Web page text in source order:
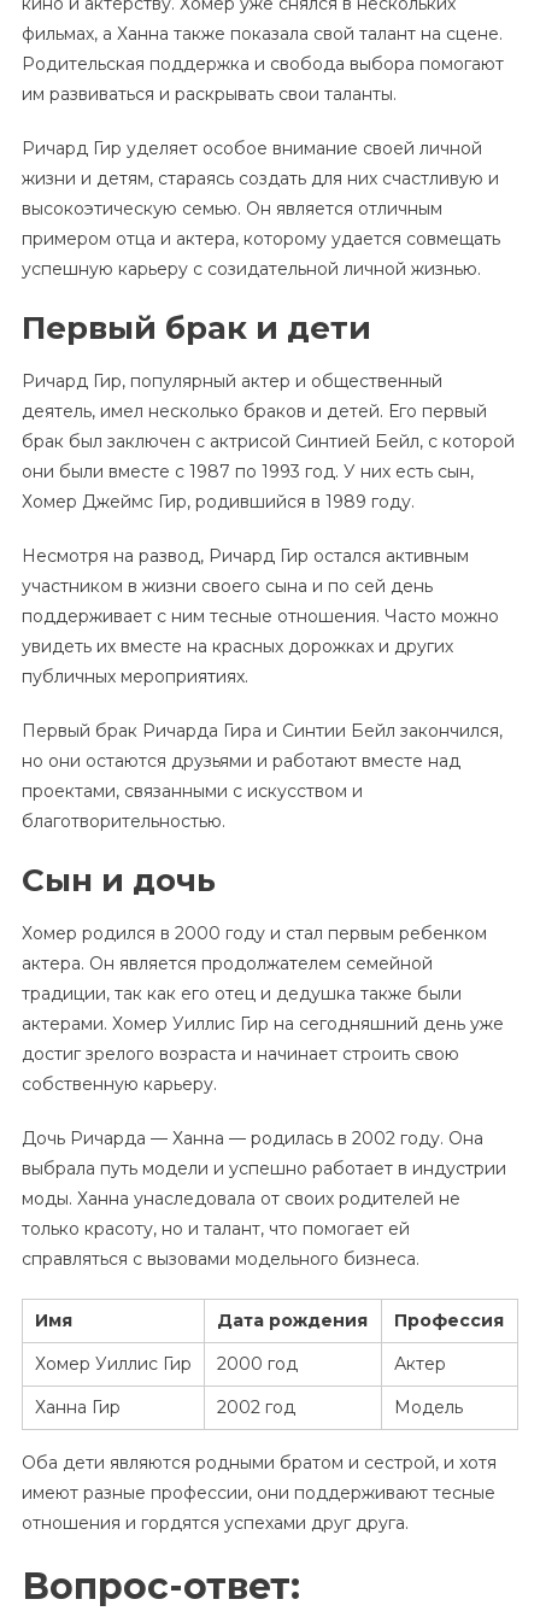
фильмах, а Ханна также показала свой талант на сцене.
Родительская поддержка и свобода выбора помогают
им развиваться и раскрывать свои таланты.
Ричард Гир уделяет особое внимание своей личной
жизни и детям, стараясь создать для них счастливую и
высокоэтическую семью. Он является отличным
примером отца и актера, которому удается совмещать
успешную карьеру с созидательной личной жизнью.
Первый брак и дети
Ричард Гир, популярный актер и общественный
деятель, имел несколько браков и детей. Его первый
брак был заключен с актрисой Синтией Бейл, с которой
они были вместе с 1987 по 1993 год. У них есть сын,
Хомер Джеймс Гир, родившийся в 1989 году.
Несмотря на развод, Ричард Гир остался активным
участником в жизни своего сына и по сей день
поддерживает с ним тесные отношения. Часто можно
увидеть их вместе на красных дорожках и других
публичных мероприятиях.
Первый брак Ричарда Гира и Синтии Бейл закончился,
но они остаются друзьями и работают вместе над
проектами, связанными с искусством и
благотворительностью.
Сын и дочь
Хомер родился в 2000 году и стал первым ребенком
актера. Он является продолжателем семейной
традиции, так как его отец и дедушка также были
актерами. Хомер Уиллис Гир на сегодняшний день уже
достиг зрелого возраста и начинает строить свою
собственную карьеру.
Дочь Ричарда — Ханна — родилась в 2002 году. Она
выбрала путь модели и успешно работает в индустрии
моды. Ханна унаследовала от своих родителей не
только красоту, но и талант, что помогает ей
справляться с вызовами модельного бизнеса.
Имя Дата рождения
Профессия
Хомер Уиллис Гир
2000 год
Актер
Ханна Гир
2002 год Модель
Оба дети являются родными братом и сестрой, и хотя
имеют разные профессии, они поддерживают тесные
отношения и гордятся успехами друг друга.
Вопрос-ответ: